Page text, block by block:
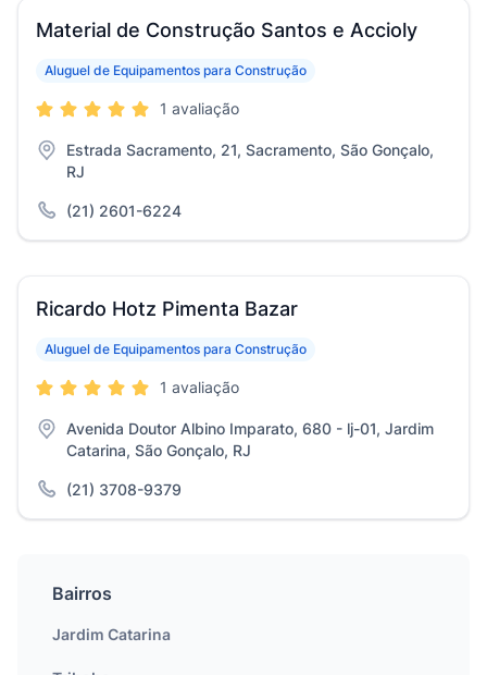
Material de Construção Santos e Accioly
Aluguel de Equipamentos para Construção
1 avaliação
Estrada Sacramento, 21, Sacramento, São Gonçalo,
RJ
(21) 2601-6224
Ricardo Hotz Pimenta Bazar
Aluguel de Equipamentos para Construção
1 avaliação
Avenida Doutor Albino Imparato, 680 - lj-01, Jardim
Catarina, São Gonçalo, RJ
(21) 3708-9379
Bairros
Jardim Catarina